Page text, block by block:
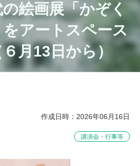
絵画展「かぞく
アートスペース
月13日から）
作成日時：2026年06月16日
講演会・行事等